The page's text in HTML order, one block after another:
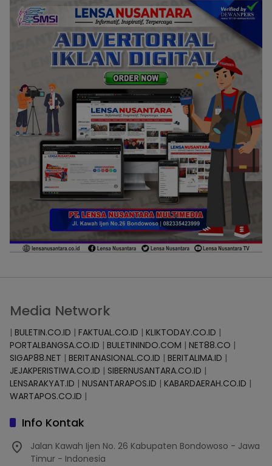
Media Network
| BULETIN.CO.ID | FAKTUAL.CO.ID | KLIKTODAY.CO.ID |
PORTALBANGSA.CO.ID | BULETININDO.COM | NET88.CO |
SIGAP88.NET | BERITANASIONAL.CO.ID | BERITALIMA.ID |
JEJAKPERISTIWA.CO.ID | SIBERNUSANTARA.CO.ID |
LENSARAKYAT.ID | NUSANTARAPOS.ID | KABARDAERAH.CO.ID |
WARTAPOS.CO.ID |
Info Kontak
Jalan Kawah Ijen No. 26 Kabupaten Bondowoso - Jawa
Timur - Indonesia